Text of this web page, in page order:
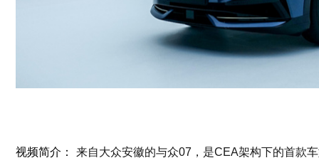
视频简介：
来自大众安徽的与众07，是CEA架构下的首款